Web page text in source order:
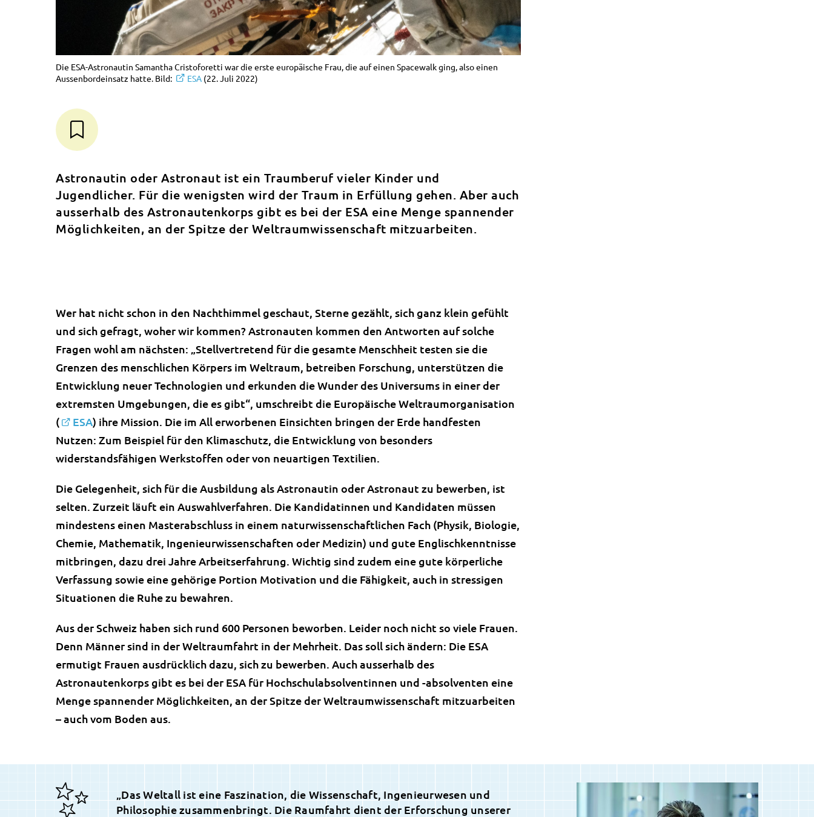
Die ESA-Astronautin Samantha Cristoforetti war die erste europäische Frau, die auf einen Spacewalk ging, also einen
Aussenbordeinsatz hatte. Bild:
ESA (22. Juli 2022)
Astronautin oder Astronaut ist ein Traumberuf vieler Kinder und
Jugendlicher. Für die wenigsten wird der Traum in Erfüllung gehen. Aber auch
ausserhalb des Astronautenkorps gibt es bei der ESA eine Menge spannender
Möglichkeiten, an der Spitze der Weltraumwissenschaft mitzuarbeiten.
Wer hat nicht schon in den Nachthimmel geschaut, Sterne gezählt, sich ganz klein gefühlt
und sich gefragt, woher wir kommen? Astronauten kommen den Antworten auf solche
Fragen wohl am nächsten: „Stellvertretend für die gesamte Menschheit testen sie die
Grenzen des menschlichen Körpers im Weltraum, betreiben Forschung, unterstützen die
Entwicklung neuer Technologien und erkunden die Wunder des Universums in einer der
extremsten Umgebungen, die es gibt“, umschreibt die Europäische Weltraumorganisation
(
ESA) ihre Mission. Die im All erworbenen Einsichten bringen der Erde handfesten
Nutzen: Zum Beispiel für den Klimaschutz, die Entwicklung von besonders
widerstandsfähigen Werkstoffen oder von neuartigen Textilien.
Die Gelegenheit, sich für die Ausbildung als Astronautin oder Astronaut zu bewerben, ist
selten. Zurzeit läuft ein Auswahlverfahren. Die Kandidatinnen und Kandidaten müssen
mindestens einen Masterabschluss in einem naturwissenschaftlichen Fach (Physik, Biologie,
Chemie, Mathematik, Ingenieurwissenschaften oder Medizin) und gute Englischkenntnisse
mitbringen, dazu drei Jahre Arbeitserfahrung. Wichtig sind zudem eine gute körperliche
Verfassung sowie eine gehörige Portion Motivation und die Fähigkeit, auch in stressigen
Situationen die Ruhe zu bewahren.
Aus der Schweiz haben sich rund 600 Personen beworben. Leider noch nicht so viele Frauen.
Denn Männer sind in der Weltraumfahrt in der Mehrheit. Das soll sich ändern: Die ESA
ermutigt Frauen ausdrücklich dazu, sich zu bewerben. Auch ausserhalb des
Astronautenkorps gibt es bei der ESA für Hochschulabsolventinnen und -absolventen eine
Menge spannender Möglichkeiten, an der Spitze der Weltraumwissenschaft mitzuarbeiten
– auch vom Boden aus.
„Das Weltall ist eine Faszination, die Wissenschaft, Ingenieurwesen und
Philosophie zusammenbringt. Die Raumfahrt dient der Erforschung unserer